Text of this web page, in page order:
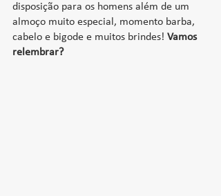
disposição para os homens além de um
almoço muito especial, momento barba,
cabelo e bigode e muitos brindes! Vamos
relembrar?